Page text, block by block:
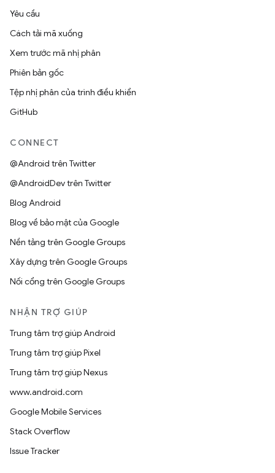
Yêu cầu
Cách tải mã xuống
Xem trước mã nhị phân
Phiên bản gốc
Tệp nhị phân của trình điều khiển
GitHub
CONNECT
@Android trên Twitter
@AndroidDev trên Twitter
Blog Android
Blog về bảo mật của Google
Nền tảng trên Google Groups
Xây dựng trên Google Groups
Nối cổng trên Google Groups
NHẬN TRỢ GIÚP
Trung tâm trợ giúp Android
Trung tâm trợ giúp Pixel
Trung tâm trợ giúp Nexus
www.android.com
Google Mobile Services
Stack Overflow
Issue Tracker